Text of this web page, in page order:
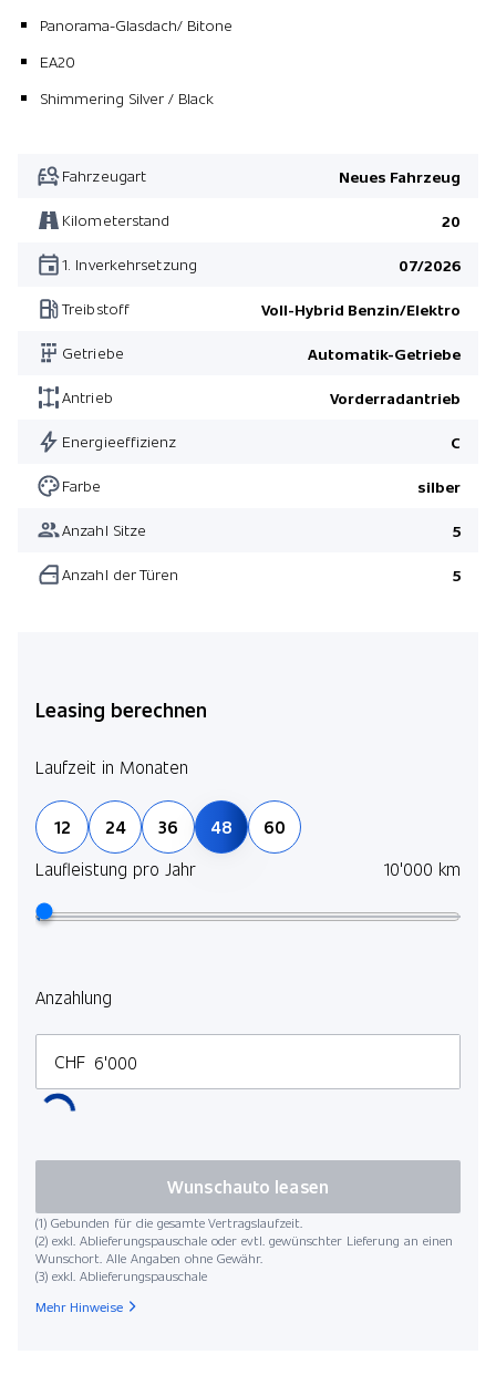
Panorama-Glasdach/ Bitone
EA20
Shimmering Silver / Black
Fahrzeugart Neues Fahrzeug
Kilometerstand 20
1. Inverkehrsetzung 07/2026
Treibstoff Voll-Hybrid Benzin/Elektro
Getriebe Automatik-Getriebe
Antrieb Vorderradantrieb
Energieeffizienz C
Farbe silber
Anzahl Sitze 5
Anzahl der Türen 5
Leasing berechnen
Laufzeit in Monaten
12 24 36 48
60
Laufleistung pro Jahr
10'000 km
Anzahlung
CHF
(1) Gebunden für die gesamte Vertragslaufzeit.
(2) exkl. Ablieferungspauschale oder evtl. gewünschter Lieferung an einen
Wunschort. Alle Angaben ohne Gewähr.
(3) exkl. Ablieferungspauschale
Wunschauto leasen
Mehr Hinweise